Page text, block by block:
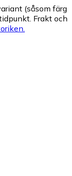
(såsom färg
Frakt och